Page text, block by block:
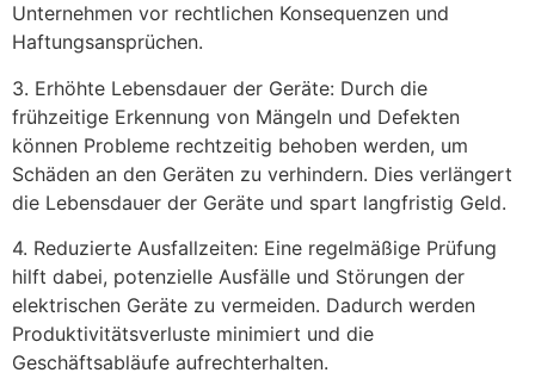
Unternehmen vor rechtlichen Konsequenzen und
Haftungsansprüchen.
3. Erhöhte Lebensdauer der Geräte: Durch die
frühzeitige Erkennung von Mängeln und Defekten
können Probleme rechtzeitig behoben werden, um
Schäden an den Geräten zu verhindern. Dies verlängert
die Lebensdauer der Geräte und spart langfristig Geld.
4. Reduzierte Ausfallzeiten: Eine regelmäßige Prüfung
hilft dabei, potenzielle Ausfälle und Störungen der
elektrischen Geräte zu vermeiden. Dadurch werden
Produktivitätsverluste minimiert und die
Geschäftsabläufe aufrechterhalten.